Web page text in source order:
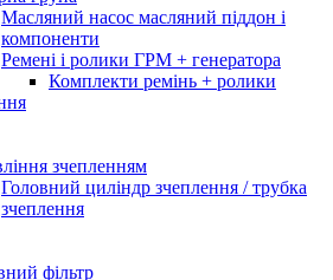
Масляний насос масляний піддон і
компоненти
Ремені і ролики ГРМ + генератора
Комплекти ремінь + ролики
зчепленням
Головний циліндр зчеплення / трубка
зчеплення
фільтр